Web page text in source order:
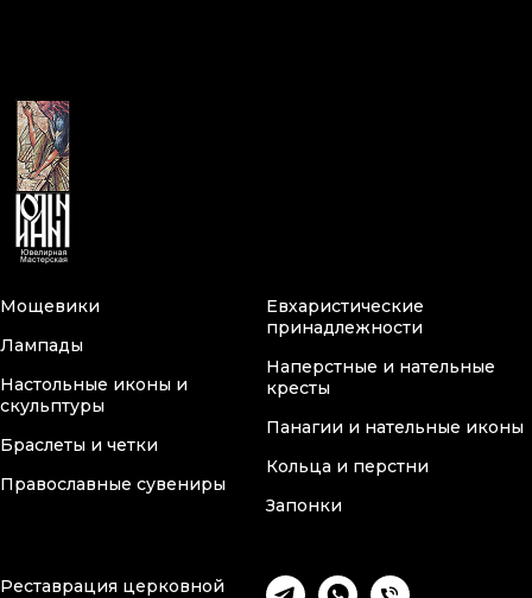
Мощевики
Лампады
Настольные иконы и
скульптуры
Браслеты и четки
Православные сувениры
Евхаристические
принадлежности
Наперстные и нательные
кресты
Панагии и нательные иконы
Кольца и перстни
Запонки
Реставрация церковной